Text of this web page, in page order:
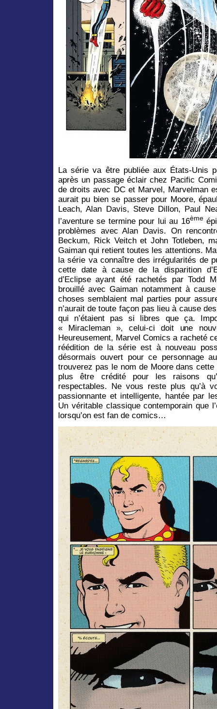
La série va être publiée aux États-Unis
après un passage éclair chez Pacific
de droits avec DC et Marvel, Marvelman
aurait pu bien se passer pour Moore,
Leach, Alan Davis, Steve Dillon, Paul
l’aventure se termine pour lui au 16ème
problèmes avec Alan Davis. On
Beckum, Rick Veitch et John Totleben,
Gaiman qui retient toutes les attentions.
la série va connaître des irrégularités de
cette date à cause de la disparition
d’Eclipse ayant été rachetés par Todd
brouillé avec Gaiman notamment à
choses semblaient mal parties pour
n’aurait de toute façon pas lieu à cause
qui n’étaient pas si libres que ça.
« Miracleman », celui-ci doit une
Heureusement, Marvel Comics a racheté
réédition de la série est à nouveau
désormais ouvert pour ce personnage
trouverez pas le nom de Moore dans cette
plus être crédité pour les raisons
respectables. Ne vous reste plus qu’à
passionnante et intelligente, hantée par
Un véritable classique contemporain que
lorsqu’on est fan de comics…